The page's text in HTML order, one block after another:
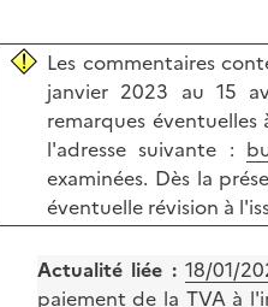
Les commentaires
janvier 2023 au 15
remarques
l'adresse suivante :
examinées. Dès la
éventuelle révision à
Actualité liée : 18/01/
paiement de la TVA à